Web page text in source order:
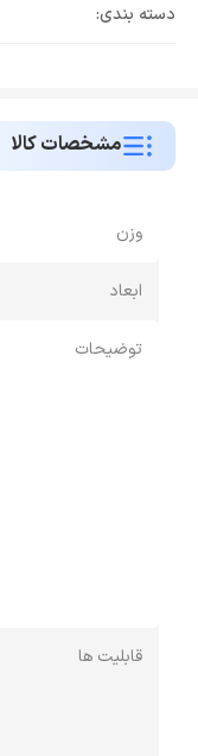
دسته بندی:
مشخصات کالا
وزن
ابعاد
توضیحات
قابلیت ها